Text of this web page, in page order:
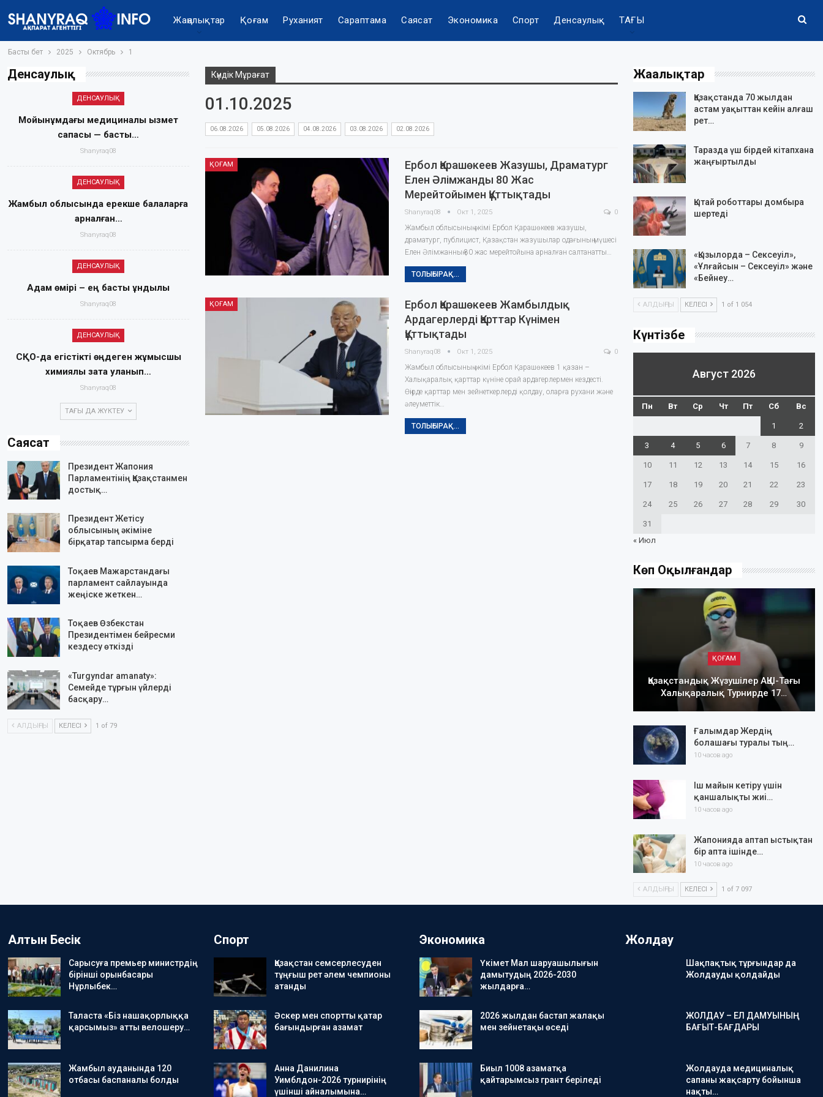
Жаңалықтар Қоғам Руханият Сараптама Саясат Экономика Спорт Денсаулық ТАҒЫ
Басты бет 2025 Октябрь 1
Күндік Мұрағат
01.10.2025
06.08.2026 05.08.2026 04.08.2026 03.08.2026 02.08.2026
ҚОҒАМ
Ербол Қарашөкеев Жазушы, Драматург
Елен Әлімжанды 80 Жас
Мерейтойымен Құттықтады
Shanyraq08 Окт 1, 2025 0
Жамбыл облысының әкімі Ербол Қарашөкеев жазушы,
драматург, публицист, Қазақстан жазушылар одағының мүшесі
Елен Әлімжанның 80 жас мерейтойына арналған салтанатты…
ТОЛЫҒЫРАҚ...
ҚОҒАМ
Ербол Қарашөкеев Жамбылдық
Ардагерлерді Қарттар Күнімен
Құттықтады
Shanyraq08 Окт 1, 2025 0
Жамбыл облысының әкімі Ербол Қарашөкеев 1 қазан –
Халықаралық қарттар күніне орай ардагерлермен кездесті.
Өңірде қарттар мен зейнеткерлерді қолдау, оларға рухани және
әлеуметтік…
ТОЛЫҒЫРАҚ...
Жаңалықтар
Қазақстанда 70 жылдан
астам уақыттан кейін алғаш
рет…
Таразда үш бірдей кітапхана
жаңғыртылды
Қытай роботтары домбыра
шертеді
«Қызылорда – Сексеуіл»,
«Ұлғайсын – Сексеуіл» және
«Бейнеу…
АЛДЫҢҒЫ КЕЛЕСІ 1 of 1 054
Күнтізбе
Август 2026
Пн Вт Ср Чт Пт Сб Вс
1 2
3 4 5 6 7 8 9
10 11 12 13 14 15 16
17 18 19 20 21 22 23
24 25 26 27 28 29 30
31
« Июл
Көп Оқылғандар
ҚОҒАМ
Қазақстандық Жүзушілер АҚШ-Тағы
Халықаралық Турнирде 17…
Ғалымдар Жердің
болашағы туралы тың…
10 часов ago
Іш майын кетіру үшін
қаншалықты жиі…
10 часов ago
Жапонияда аптап ыстықтан
бір апта ішінде…
10 часов ago
АЛДЫҢҒЫ КЕЛЕСІ 1 of 7 097
Денсаулық
ДЕНСАУЛЫҚ
Мойынқұмдағы медициналық қызмет
сапасы — басты…
Shanyraq08
ДЕНСАУЛЫҚ
Жамбыл облысында ерекше балаларға
арналған…
Shanyraq08
ДЕНСАУЛЫҚ
Адам өмірі – ең басты құндылық
Shanyraq08
ДЕНСАУЛЫҚ
СҚО-да егістікті өңдеген жұмысшы
химиялық затқа уланып…
Shanyraq08
ТАҒЫ ДА ЖҮКТЕУ
Саясат
Президент Жапония
Парламентінің Қазақстанмен
достық…
Президент Жетісу
облысының әкіміне
бірқатар тапсырма берді
Тоқаев Мажарстандағы
парламент сайлауында
жеңіске жеткен…
Тоқаев Өзбекстан
Президентімен бейресми
кездесу өткізді
«Turgyndar amanaty»:
Семейде тұрғын үйлерді
басқару…
АЛДЫҢҒЫ КЕЛЕСІ 1 of 79
Алтын Бесік
Сарысуға премьер министрдің
бірінші орынбасары
Нұрлыбек…
Таласта «Біз нашақорлыққа
қарсымыз» атты велошеру…
Жамбыл ауданында 120
отбасы баспаналы болды
Спорт
Қазақстан семсерлесуден
тұңғыш рет әлем чемпионы
атанды
Әскер мен спортты қатар
бағындырған азамат
Анна Данилина
Уимблдон-2026 турнирінің
үшінші айналымына…
Экономика
Үкімет Мал шаруашылығын
дамытудың 2026-2030
жылдарға…
2026 жылдан бастап жалақы
мен зейнетақы өседі
Биыл 1008 азаматқа
қайтарымсыз грант беріледі
Жолдау
Шақпақтық тұрғындар да
Жолдауды қолдайды
ЖОЛДАУ – ЕЛ ДАМУЫНЫҢ
БАҒЫТ-БАҒДАРЫ
Жолдауда медициналық
сапаны жақсарту бойынша
нақты…